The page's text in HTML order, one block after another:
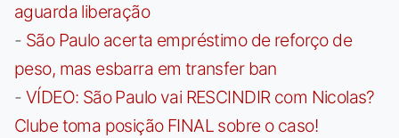
aguarda liberação
- São Paulo acerta empréstimo de reforço de
peso, mas esbarra em transfer ban
- VÍDEO: São Paulo vai RESCINDIR com Nicolas?
Clube toma posição FINAL sobre o caso!